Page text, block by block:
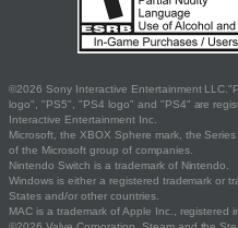
©2026 Sony Interactive Entertainment
logo", "PS5", "PS4 logo" and "PS4" are
Interactive Entertainment Inc.
Microsoft, the XBOX Sphere mark, the
of the Microsoft group of companies.
Nintendo Switch is a trademark of Nintendo.
Windows is either a registered trademark or
States and/or other countries.
MAC is a trademark of Apple Inc., registered